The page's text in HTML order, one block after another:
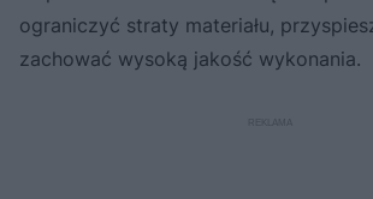
ograniczyć straty materiału,
zachować wysoką jakość wykonania.